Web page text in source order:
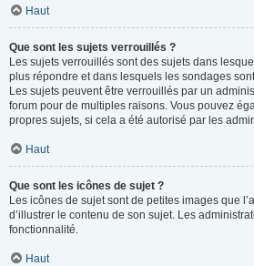
Haut
Que sont les sujets verrouillés ?
Les sujets verrouillés sont des sujets dans
plus répondre et dans lesquels les sondages
Les sujets peuvent être verrouillés par un
forum pour de multiples raisons. Vous pouvez
propres sujets, si cela a été autorisé par les
Haut
Que sont les icônes de sujet ?
Les icônes de sujet sont de petites images que
d’illustrer le contenu de son sujet. Les
fonctionnalité.
Haut